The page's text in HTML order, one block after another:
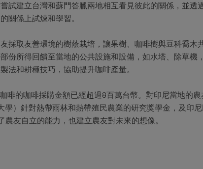
試建立台灣和蘇門答臘兩地相互看見彼此的關係，並透
關係上試煉和學習。
採取友善環境的樹蔭栽培，讓果樹、咖啡樹與豆科喬木
份所得回饋至當地的公共設施和設備，如水塔、除草機
法和耕種技巧，協助提升咖啡產量。
啡的咖啡採購金額已經超過8百萬台幣。對印尼當地的農
）針對熱帶雨林和熱帶殖民農業的研究獎學金，及印
友自立的能力，也建立農友對未來的想像。